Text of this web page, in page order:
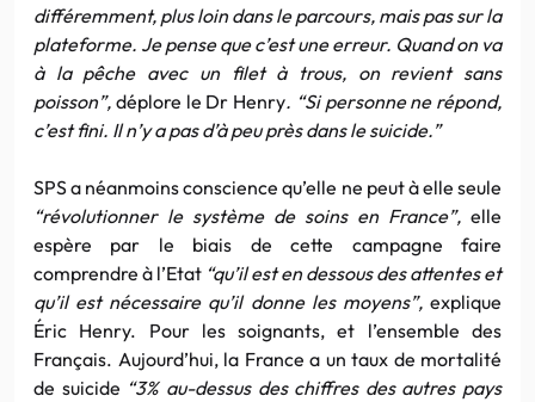
différemment, plus loin dans le parcours, mais pas sur la
plateforme. Je pense que c’est une erreur. Quand on va
à la pêche avec un filet à trous, on revient sans
poisson”, déplore le Dr Henry. “Si personne ne répond,
c’est fini. Il n’y a pas d’à peu près dans le suicide.”
SPS a néanmoins conscience qu’elle ne peut à elle seule
“révolutionner le système de soins en France”, elle
espère par le biais de cette campagne faire
comprendre à l’Etat “qu’il est en dessous des attentes et
qu’il est nécessaire qu’il donne les moyens”, explique
Éric Henry. Pour les soignants, et l’ensemble des
Français. Aujourd’hui, la France a un taux de mortalité
de suicide “3% au-dessus des chiffres des autres pays